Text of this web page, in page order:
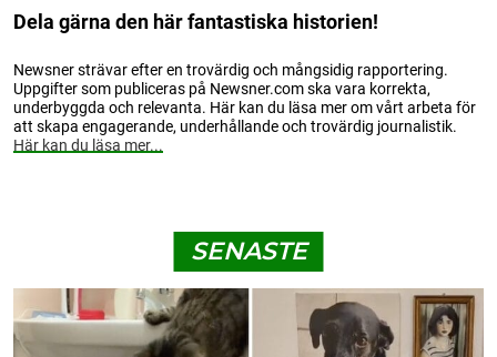
Dela gärna den här fantastiska historien!
Newsner strävar efter en trovärdig och mångsidig rapportering.
Uppgifter som publiceras på Newsner.com ska vara korrekta,
underbyggda och relevanta. Här kan du läsa mer om vårt arbeta för
att skapa engagerande, underhållande och trovärdig journalistik.
Här kan du läsa mer...
SENASTE